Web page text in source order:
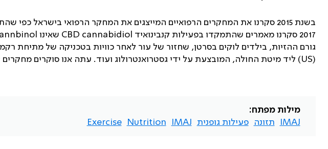
בשנת 2015 סקרנו את המחקרים הרפואיים המייצגים את המחקר הרפואי בישראל כפי שהתבטאו בכתב העת
2017 סקרנו מאמרים שהתמקדו בפעילות קנבינואיד
cannabidiol
CBD שאינו
גורם ההזיות, בילדים לוקים בסרטן, שחזור של עור לאחר כוויות בטכניקה של מתיחת
(
US) ליד מיטת החולה, המובצעת על ידי גסטרואנטרולוג ועוד. עתה אנו סוקרים מחקרים שהתפרסמו
מילות מפתח:
IMAJ
תזונה פעילות גופנית IMAJ
Nutrition
Exercise